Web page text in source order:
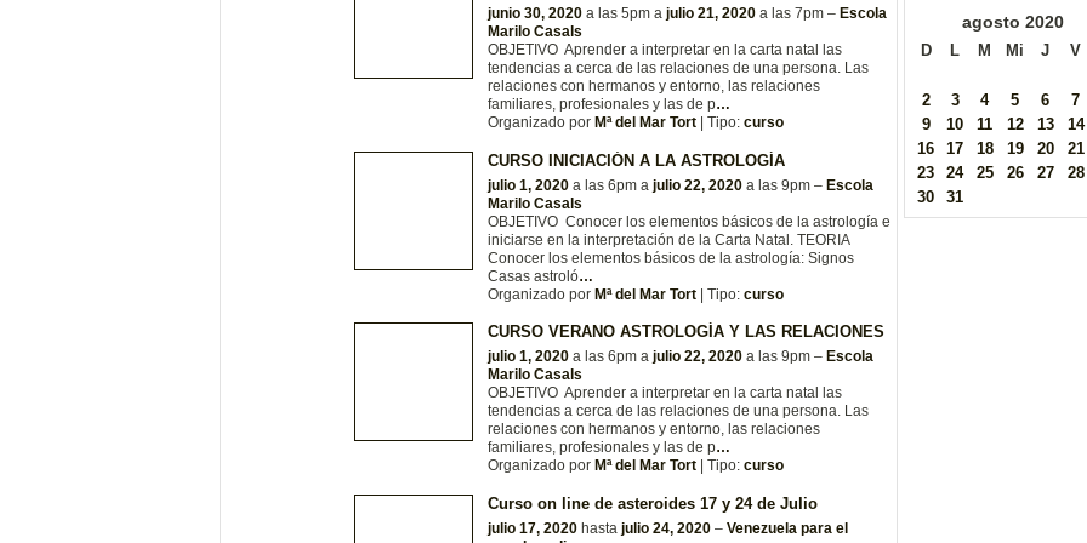
junio 30, 2020 a las 5pm a julio 21, 2020 a las 7pm – Escola
Marilo Casals
OBJETIVO Aprender a interpretar en la carta natal las
tendencias a cerca de las relaciones de una persona. Las
relaciones con hermanos y entorno, las relaciones
familiares, profesionales y las de p…
Organizado por Mª del Mar Tort | Tipo: curso
CURSO INICIACIÓN A LA ASTROLOGÍA
julio 1, 2020 a las 6pm a julio 22, 2020 a las 9pm – Escola
Marilo Casals
OBJETIVO Conocer los elementos básicos de la astrología e
iniciarse en la interpretación de la Carta Natal. TEORIA
Conocer los elementos básicos de la astrología: Signos
Casas astroló…
Organizado por Mª del Mar Tort | Tipo: curso
CURSO VERANO ASTROLOGÍA Y LAS RELACIONES
julio 1, 2020 a las 6pm a julio 22, 2020 a las 9pm – Escola
Marilo Casals
OBJETIVO Aprender a interpretar en la carta natal las
tendencias a cerca de las relaciones de una persona. Las
relaciones con hermanos y entorno, las relaciones
familiares, profesionales y las de p…
Organizado por Mª del Mar Tort | Tipo: curso
Curso on line de asteroides 17 y 24 de Julio
julio 17, 2020 hasta julio 24, 2020 – Venezuela para el
agosto 2020
D L M Mi J V
2
3 4 5 6 7
9
10 11 12 13 14
16
17 18 19 20 21
23
24 25 26 27 28
30
31